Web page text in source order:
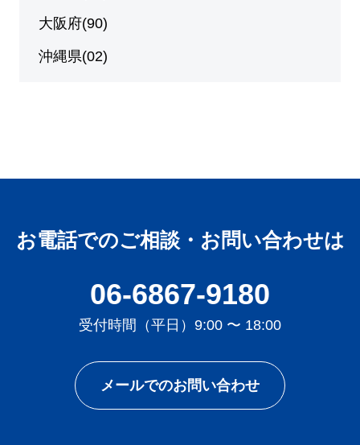
大阪府(90)
沖縄県(02)
お電話でのご相談・お問い合わせは
06-6867-9180
受付時間（平日）9:00 〜 18:00
メールでのお問い合わせ